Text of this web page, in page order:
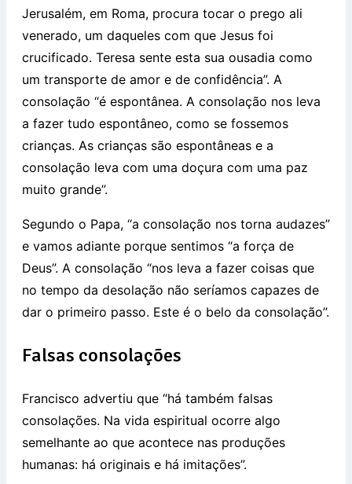
Jerusalém, em Roma, procura tocar o prego ali
venerado, um daqueles com que Jesus foi
crucificado. Teresa sente esta sua ousadia como
um transporte de amor e de confidência”. A
consolação “é espontânea. A consolação nos leva
a fazer tudo espontâneo, como se fossemos
crianças. As crianças são espontâneas e a
consolação leva com uma doçura com uma paz
muito grande”.
Segundo o Papa, “a consolação nos torna audazes”
e vamos adiante porque sentimos “a força de
Deus”. A consolação “nos leva a fazer coisas que
no tempo da desolação não seríamos capazes de
dar o primeiro passo. Este é o belo da consolação”.
Falsas consolações
Francisco advertiu que “há também falsas
consolações. Na vida espiritual ocorre algo
semelhante ao que acontece nas produções
humanas: há originais e há imitações”.